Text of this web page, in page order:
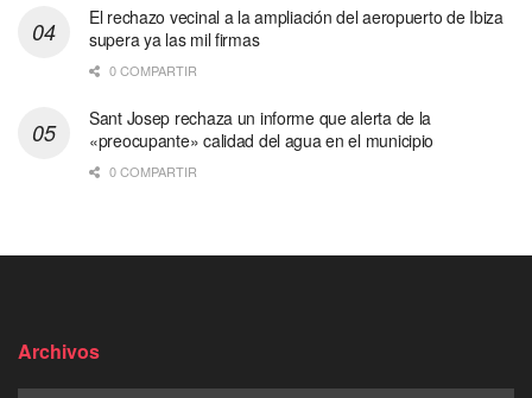
El rechazo vecinal a la ampliación del aeropuerto de Ibiza
supera ya las mil firmas
0 COMPARTIR
Sant Josep rechaza un informe que alerta de la
«preocupante» calidad del agua en el municipio
0 COMPARTIR
Archivos